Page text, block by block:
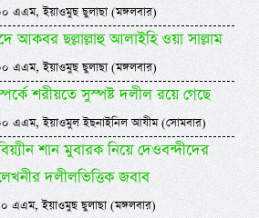
এএম, ইয়াওমুছ ছুলাছা (মঙ্গলবার)
আকবর ছল্লাল্লাহু আলাইহি ওয়া সাল্লাম
এএম, ইয়াওমুছ ছুলাছা (মঙ্গলবার)
শরীয়তে সুস্পষ্ট দলীল রয়ে গেছে
এএম, ইয়াওমুল ইছনাইনিল আযীম (সোমবার)
শান মুবারক নিয়ে দেওবন্দীদের
দলীলভিত্তিক জবাব
ইয়াওমুছ ছুলাছা (মঙ্গলবার)